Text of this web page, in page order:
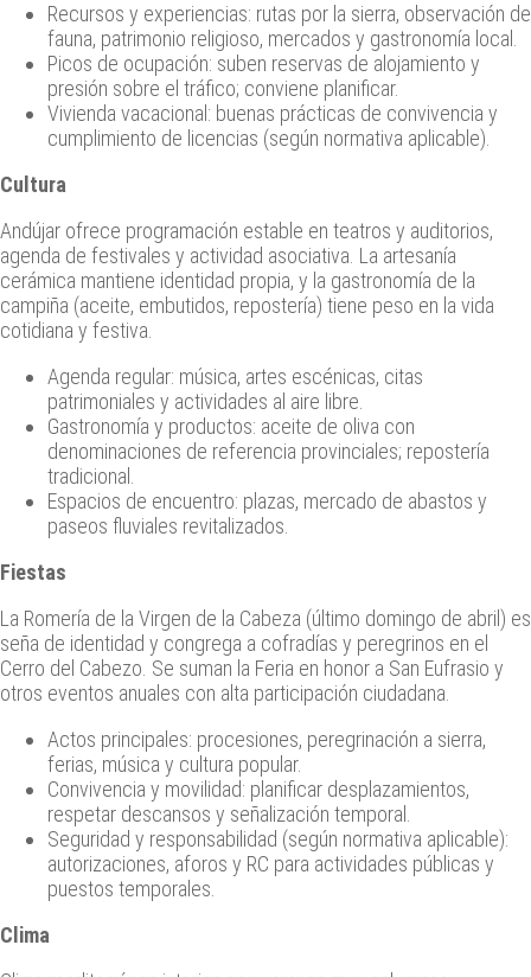
Recursos y experiencias: rutas por la sierra, observación de
fauna, patrimonio religioso, mercados y gastronomía local.
Picos de ocupación: suben reservas de alojamiento y
presión sobre el tráfico; conviene planificar.
Vivienda vacacional: buenas prácticas de convivencia y
cumplimiento de licencias (según normativa aplicable).
Cultura
Andújar ofrece programación estable en teatros y auditorios,
agenda de festivales y actividad asociativa. La artesanía
cerámica mantiene identidad propia, y la gastronomía de la
campiña (aceite, embutidos, repostería) tiene peso en la vida
cotidiana y festiva.
Agenda regular: música, artes escénicas, citas
patrimoniales y actividades al aire libre.
Gastronomía y productos: aceite de oliva con
denominaciones de referencia provinciales; repostería
tradicional.
Espacios de encuentro: plazas, mercado de abastos y
paseos fluviales revitalizados.
Fiestas
La Romería de la Virgen de la Cabeza (último domingo de abril) es
seña de identidad y congrega a cofradías y peregrinos en el
Cerro del Cabezo. Se suman la Feria en honor a San Eufrasio y
otros eventos anuales con alta participación ciudadana.
Actos principales: procesiones, peregrinación a sierra,
ferias, música y cultura popular.
Convivencia y movilidad: planificar desplazamientos,
respetar descansos y señalización temporal.
Seguridad y responsabilidad (según normativa aplicable):
autorizaciones, aforos y RC para actividades públicas y
puestos temporales.
Clima